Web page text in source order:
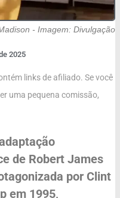
- Imagem: Divulgação
2025
links de afiliado. Se você
uma pequena comissão,
de Robert James
por Clint
em 1995,